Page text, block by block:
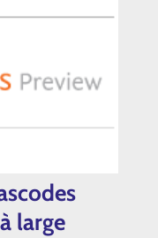
large